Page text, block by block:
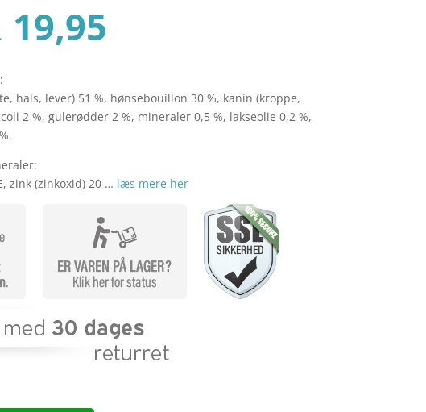
24,95.
19,95
er:
kr. 19,95.
hals, lever) 51 %, hønsebouillon 30 %, kanin (kroppe,
2 %, gulerødder 2 %, mineraler 0,5 %, lakseolie 0,2 %,
zink (zinkoxid) 20 … læs mere her